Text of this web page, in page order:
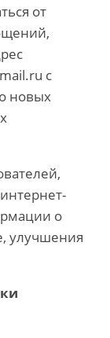
от
с
новых
о
улучшения